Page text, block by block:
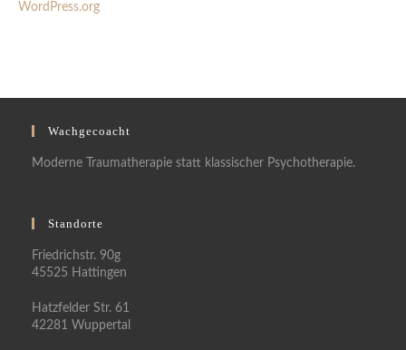
WordPress.org
Wachgecoacht
Moderne Traumatherapie statt klassischer Psychotherapie.
Standorte
Friedrichstr. 90g
45525 Hattingen
Hatzfelder Str. 61
42281 Wuppertal